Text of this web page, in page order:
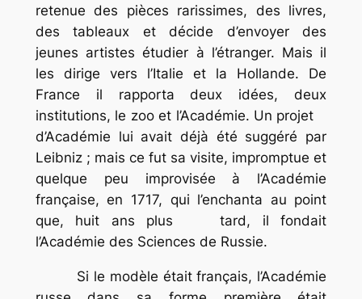
retenue des pièces rarissimes, des livres,
des tableaux et décide d’envoyer des
jeunes artistes étudier à l’étranger. Mais il
les dirige vers l’Italie et la Hollande. De
France il rapporta deux idées, deux
institutions, le zoo et l’Académie. Un projet
d’Académie lui avait déjà été suggéré par
Leibniz ; mais ce fut sa visite, impromptue et
quelque peu improvisée à l’Académie
française, en 1717, qui l’enchanta au point
que, huit ans plus tard, il fondait
l’Académie des Sciences de Russie.
Si le modèle était français, l’Académie